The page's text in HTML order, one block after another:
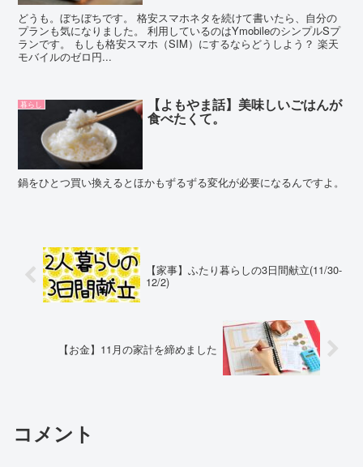
どうも。ぼちぼちです。 格安スマホネタを続けて書いたら、自分の
プランも気になりました。 利用しているのはYmobileのシンプルSプ
ランです。 もしも格安スマホ（SIM）にするならどうしよう？ 楽天
モバイルのゼロ円...
暮らし 【よもやま話】美味しいごはんが
食べたくて。
鍋をひとつ買い換えるとほかもずるずる変化が必要になるんですよ。
【家事】ふたり暮らしの3日間献立(11/30-
12/2)
【お金】11月の家計を締めました
コメント